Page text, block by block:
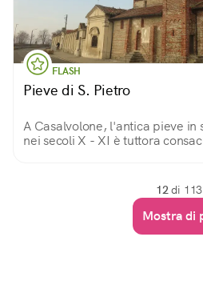
FLASH
Pieve di S. Pietro
A Casalvolone, l'antica pieve in
nei secoli X - XI è tuttora
12di 113
Mostra di